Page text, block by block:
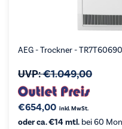
AEG - Trockner - TR7T60690
UVP:€1.049,00
€654,00 inkl. MwSt.
oder ca. €14 mtl. bei 60